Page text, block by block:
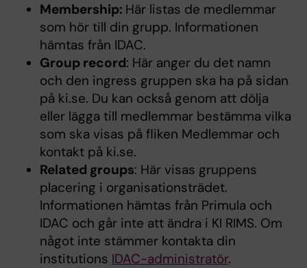
Membership: Här listas de medlemmar
som hör till din grupp. Informationen
hämtas från IDAC.
Group record: Här anger du det namn
och den ingress gruppen ska ha på sidan
på ki.se. Du kan också genom att dölja
eller lägga till medlemmar bestämma vilka
som ska visas på fliken Medlemmar och
kontakt på ki.se.
Related groups: Här visas gruppens
placering i organisationsträdet.
Informationen hämtas från Primula och
IDAC och går inte att ändra i KI RIMS. Om
något inte stämmer kontakta din
institutions IDAC-administratör.